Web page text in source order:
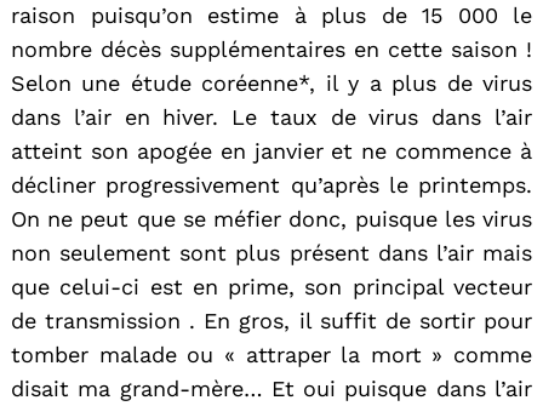
raison puisqu’on estime à plus de 15 000 le
nombre décès supplémentaires en cette saison !
Selon une étude coréenne*, il y a plus de virus
dans l’air en hiver. Le taux de virus dans l’air
atteint son apogée en janvier et ne commence à
décliner progressivement qu’après le printemps.
On ne peut que se méfier donc, puisque les virus
non seulement sont plus présent dans l’air mais
que celui-ci est en prime, son principal vecteur
de transmission . En gros, il suffit de sortir pour
tomber malade ou « attraper la mort » comme
disait ma grand-mère… Et oui puisque dans l’air